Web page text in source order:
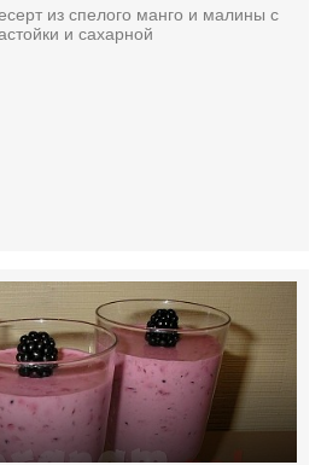
из спелого манго и малины с
и сахарной